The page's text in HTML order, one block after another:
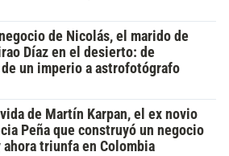
de Nicolás, el marido de
Díaz en el desierto: de
de un imperio a astrofotógrafo
vida de Martín Karpan, el ex novio
Peña que construyó un negocio
ahora triunfa en Colombia